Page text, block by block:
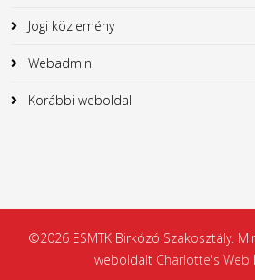
Jogi közlemény
Webadmin
Korábbi weboldal
©2026 ESMTK Birkózó Szakosztály.
weboldalt Charlotte's Web